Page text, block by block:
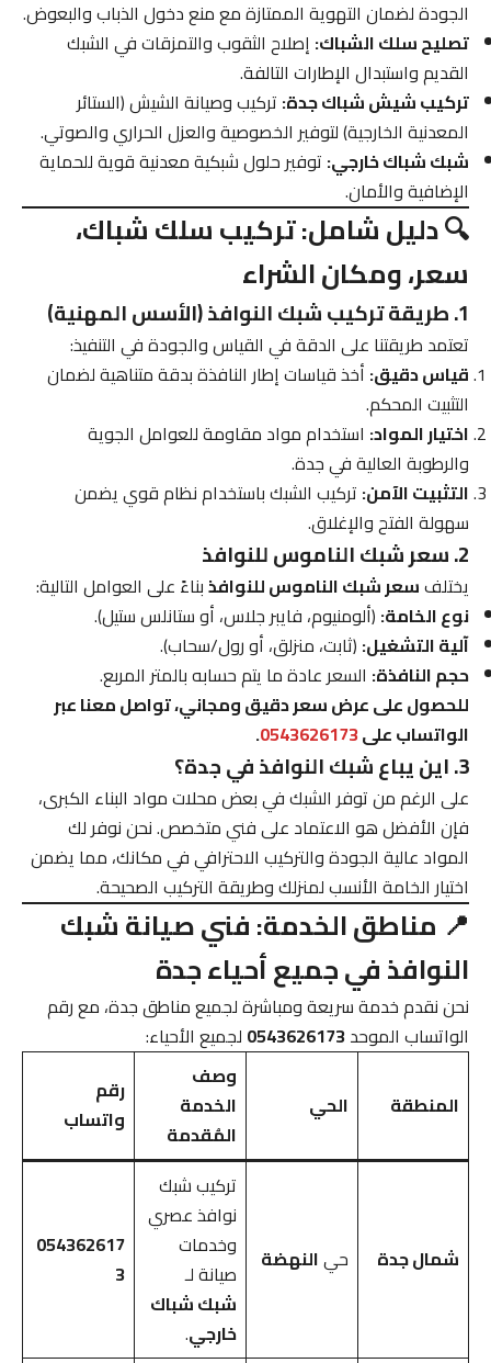
الجودة لضمان التهوية الممتازة مع منع دخول الذباب والبعوض.
تصليح سلك الشباك: إصلاح الثقوب والتمزقات في الشبك
القديم واستبدال الإطارات التالفة.
تركيب شيش شباك جدة: تركيب وصيانة الشيش (الستائر
المعدنية الخارجية) لتوفير الخصوصية والعزل الحراري والصوتي.
شبك شباك خارجي: توفير حلول شبكية معدنية قوية للحماية
الإضافية والأمان.
🔍 دليل شامل: تركيب سلك شباك،
سعر، ومكان الشراء
1. طريقة تركيب شبك النوافذ (الأسس المهنية)
تعتمد طريقتنا على الدقة في القياس والجودة في التنفيذ:
قياس دقيق: أخذ قياسات إطار النافذة بدقة متناهية لضمان
التثبيت المحكم.
اختيار المواد: استخدام مواد مقاومة للعوامل الجوية
والرطوبة العالية في جدة.
التثبيت الآمن: تركيب الشبك باستخدام نظام قوي يضمن
سهولة الفتح والإغلاق.
2. سعر شبك الناموس للنوافذ
يختلفسعر شبك الناموس للنوافذبناءً على العوامل التالية:
نوع الخامة: (ألومنيوم، فايبر جلاس، أو ستانلس ستيل).
آلية التشغيل: (ثابت، منزلق، أو رول/سحاب).
حجم النافذة: السعر عادة ما يتم حسابه بالمتر المربع.
للحصول على عرض سعر دقيق ومجاني، تواصل معنا عبر
الواتساب على0543626173
.
3. اين يباع شبك النوافذ في جدة؟
على الرغم من توفر الشبك في بعض محلات مواد البناء الكبرى،
فإن الأفضل هو الاعتماد على فني متخصص. نحن نوفر لك
المواد عالية الجودة والتركيب الاحترافي في مكانك، مما يضمن
اختيار الخامة الأنسب لمنزلك وطريقة التركيب الصحيحة.
📍 مناطق الخدمة: فني صيانة شبك
النوافذ في جميع أحياء جدة
نحن نقدم خدمة سريعة ومباشرة لجميع مناطق جدة، مع رقم
الواتساب الموحد0543626173 لجميع الأحياء:
المنطقة الحي
وصف
الخدمة
المُقدمة
رقم
واتساب
شمال جدة حيالنهضة
تركيب شبك
نوافذ عصري
وخدمات
صيانة لـ
شبك شباك
خارجي.
054362617
3